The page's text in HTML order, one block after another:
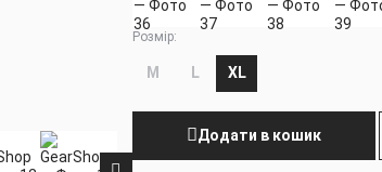
Розмір:
M L XL
Додати в кошик